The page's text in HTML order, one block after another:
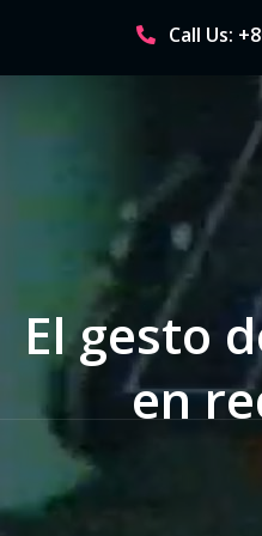
content
Call Us:
El gesto
en